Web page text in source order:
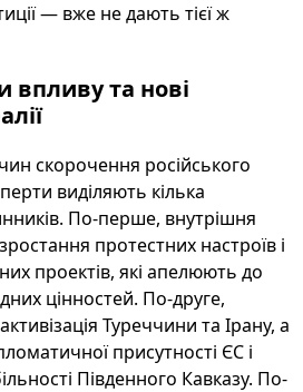
— вже не дають тієї ж
впливу та нові
скорочення російського
виділяють кілька
По-перше, внутрішня
протестних настроїв і
проектів, які апелюють до
цінностей. По-друге,
Туреччини та Ірану, а
присутності ЄС і
Південного Кавказу. По-